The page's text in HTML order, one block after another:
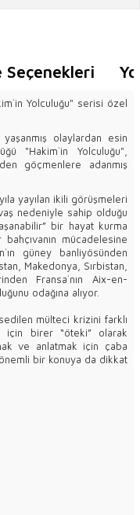
Seçenekleri
Yolculuğu" serisi özel
olaylardan esin
"Hakim`in Yolculuğu",
göçmenlere adanmış
yayılan ikili görüşmeleri
nedeniyle sahip olduğu
bir hayat kurma
mücadelesine
güney banliyösünden
Makedonya, Sırbistan,
Fransa`nın Aix-en-
odağına alıyor.
mülteci krizini farklı
için birer “öteki” olarak
ve anlatmak için çaba
bir konuya da dikkat